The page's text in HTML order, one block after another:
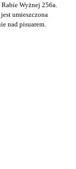
Rabie Wyżnej 256a.
umieszczona
nad pisuarem.